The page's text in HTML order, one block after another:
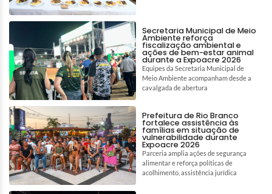
Secretaria Municipal de Meio
Ambiente reforça
fiscalização ambiental e
ações de bem-estar animal
durante a Expoacre 2026
Equipes da Secretaria Municipal de
Meio Ambiente acompanham desde a
cavalgada de abertura
Prefeitura de Rio Branco
fortalece assistência às
famílias em situação de
vulnerabilidade durante
Expoacre 2026
Parceria amplia ações de segurança
alimentar e reforça políticas de
acolhimento, assistência jurídica